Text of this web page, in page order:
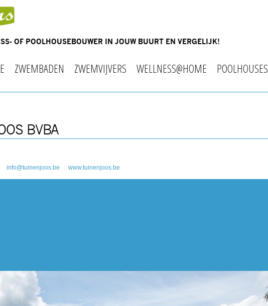
OF POOLHOUSEBOUWER IN JOUW BUURT EN VERGELIJK!
ZWEMBADEN ZWEMVIJVERS WELLNESS@HOME POOLHOUSES
BVBA
info@tuinenjoos.be www.tuinenjoos.be